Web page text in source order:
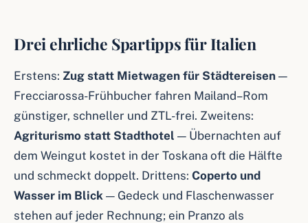
Drei ehrliche Spartipps für Italien
Erstens: Zug statt Mietwagen für Städtereisen —
Frecciarossa-Frühbucher fahren Mailand–Rom
günstiger, schneller und ZTL-frei. Zweitens:
Agriturismo statt Stadthotel — Übernachten auf
dem Weingut kostet in der Toskana oft die Hälfte
und schmeckt doppelt. Drittens: Coperto und
Wasser im Blick — Gedeck und Flaschenwasser
stehen auf jeder Rechnung; ein Pranzo als